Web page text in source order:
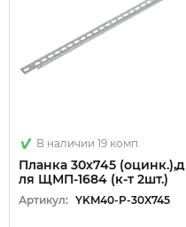
В наличии 19 комп.
Планка 30х745 (оцинк.),д
ля ЩМП-1684 (к-т 2шт.)
Артикул: YKM40-P-30X745